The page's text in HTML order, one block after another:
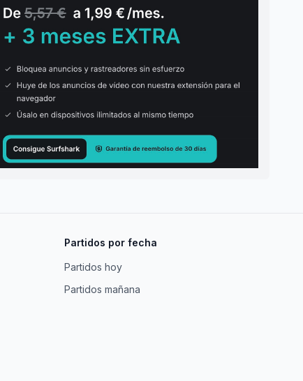
Partidos por fecha
Partidos hoy
Partidos mañana